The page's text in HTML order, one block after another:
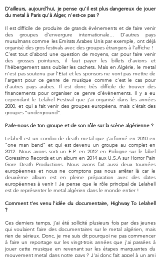
D'ailleurs, aujourd'hui, je pense qu'il est plus dangereux de jouer
du metal à Paris qu'à Alger, n'est-ce pas ?
Il est difficile de produire de grands événements et de faire venir
des groupes d'envergure internationale... D'autres pays
musulmans comme les Emirats Arabes Unis par exemple, ont déjà
organisé des gros festivals avec des groupes étrangers à l'affiche !
C'est tout d'abord une question de moyens, car pour faire venir
des grosses pointures, il faut payer les billets d'avions et
l'hébergement sans oublier les cachets. Mais en Algérie, le metal
n'est pas soutenu par l'Etat et les sponsors ne vont pas mettre de
l'argent pour ce genre de musique comme c'est le cas pour
d'autres pays arabes. Il est donc très difficile de trouver des
financements pour organiser ce genre d'événements. Il y a eu
cependant le Lelahel Festival que j'ai organisé dans les années
2000, et qui a fait venir des groupes européens, mais c'était des
groupes “underground”.
Parle-nous de ton groupe et de son rôle sur la scène algérienne ?
Lelahell est un combo de death metal que j'ai formé en 2010 en
“one man band” et qui est devenu un groupe au complet en
2012. Nous avons sorti un E.P. en 2012 en Pologne sur le label
Goressimo Records et un album en 2014 aux U.S.A sur Horror Pain
Gore Death Productions. Nous avons fait aussi deux tournées
européennes et nous ne comptons pas nous arrêter là car le
deuxième album est en pleine préparation avec des dates
européennes à venir ! Je pense que le rôle principal de Lelahell
est de représenter le metal algérien dans le monde entier !
Comment t'es venu l'idée du documentaire, Highway To Lelahell
?
Ces derniers temps, j'ai été sollicité plusieurs fois par des jeunes
qui voulaient faire des documentaires sur le metal algérien, mais
rien de sérieux. Donc, je me suis dit pourquoi ne pas commencer
à faire un reportage sur les vingt-trois années que j'ai passées à
jouer cette musique en revenant sur les étapes marquantes du
mouvement metal dans notre pays ? J'ai donc fait appel à un ami